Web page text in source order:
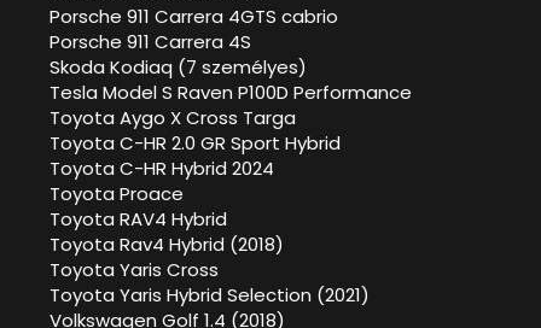
Porsche 911 Carrera 4GTS cabrio
Porsche 911 Carrera 4S
Skoda Kodiaq (7 személyes)
Tesla Model S Raven P100D Performance
Toyota Aygo X Cross Targa
Toyota C-HR 2.0 GR Sport Hybrid
Toyota C-HR Hybrid 2024
Toyota Proace
Toyota RAV4 Hybrid
Toyota Rav4 Hybrid (2018)
Toyota Yaris Cross
Toyota Yaris Hybrid Selection (2021)
Volkswagen Golf 1.4 (2018)